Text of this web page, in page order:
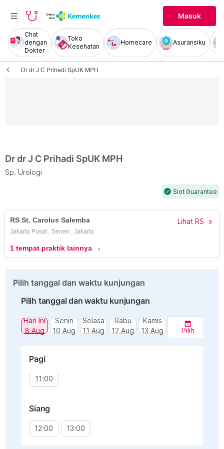
Masuk
Chat
dengan
Dokter
Toko
Kesehatan
Homecare Asuransiku
Dr dr J C Prihadi SpUK MPH
Dr dr J C Prihadi SpUK MPH
Sp. Urologi
check Slot Guarantee
RS St. Carolus Salemba Lihat RS chevron_right
Jakarta Pusat , Senen , Jakarta
1 tempat praktik lainnya chevron_right
Pilih tanggal dan waktu kunjungan
Pilih tanggal dan waktu kunjungan
Hari Ini
8 Aug
Senin
10 Aug
Selasa
11 Aug
Rabu
12 Aug
Kamis
13 Aug
Pilih
Pagi
11:00
Siang
12:00 13:00